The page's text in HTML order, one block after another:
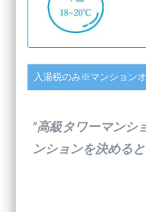
入湯税のみ※マンション
”高級タワーマンシ
ンションを決める